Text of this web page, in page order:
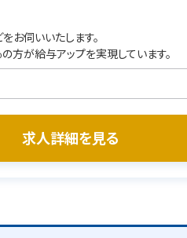
お伺いいたします。
方が給与アップを実現しています。
求人詳細を見る